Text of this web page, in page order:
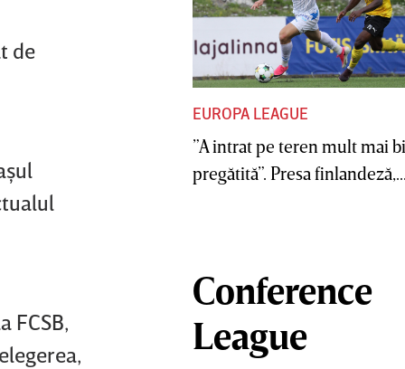
de
FCSB,
EUROPA LEAGUE
”A intrat pe teren mult mai
pregătită”. Presa
Conference
League